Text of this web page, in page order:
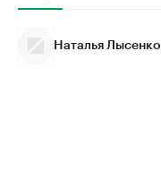
Наталья Лысенко